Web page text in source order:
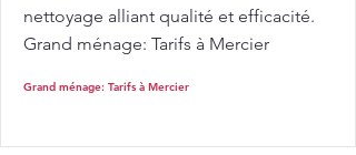
nettoyage alliant qualité et efficacité.
Grand ménage: Tarifs à Mercier
Grand ménage: Tarifs à Mercier